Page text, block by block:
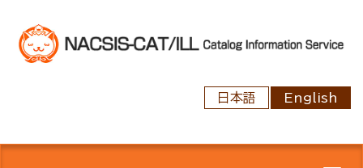
main
日本語
English